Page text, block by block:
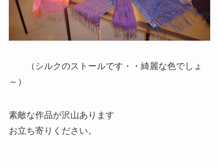
（シルクのストールです・・綺麗な色でしょ
～）
素敵な作品が沢山あります
お立ち寄りください。